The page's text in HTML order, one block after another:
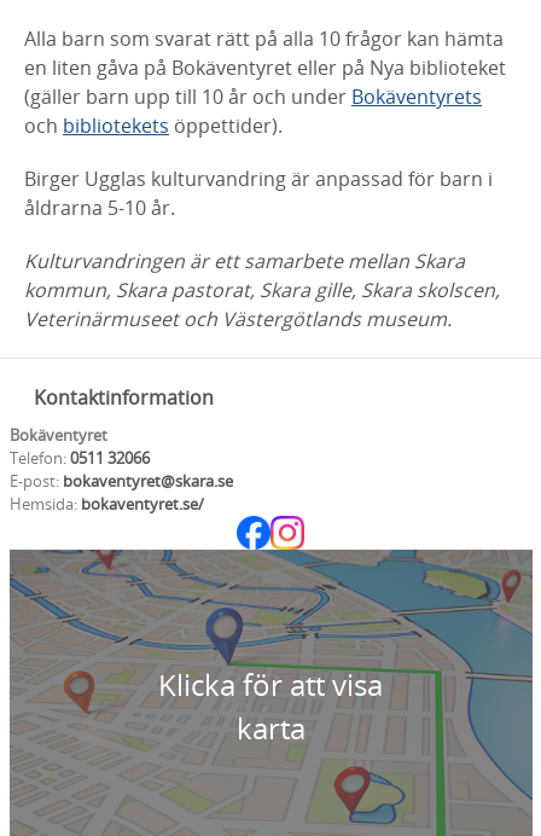
Alla barn som svarat rätt på alla 10 frågor kan hämta
en liten gåva på Bokäventyret eller på Nya biblioteket
(gäller barn upp till 10 år och under Bokäventyrets
och bibliotekets öppettider).
Birger Ugglas kulturvandring är anpassad för barn i
åldrarna 5-10 år.
Kulturvandringen är ett samarbete mellan Skara
kommun, Skara pastorat, Skara gille, Skara skolscen,
Veterinärmuseet och Västergötlands museum.
Kontaktinformation
Bokäventyret
Telefon:0511 32066
E-post: bokaventyret@skara.se
Hemsida: bokaventyret.se/
Klicka för att visa
karta